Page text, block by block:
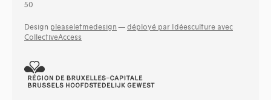
50
Design pleaseletmedesign — déployé par Idéesculture avec
CollectiveAccess